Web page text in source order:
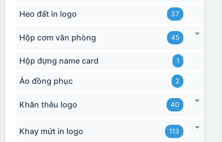
Heo đất in logo 37
Hộp cơm văn phòng 45
Hộp đựng name card 1
Áo đồng phục 2
Khăn thêu logo 40
Khay mứt in logo 113